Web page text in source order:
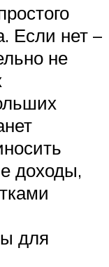
Если нет –
не
доходы,
для